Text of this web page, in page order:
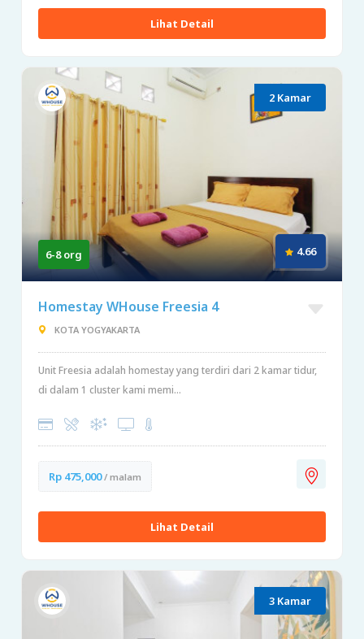
Lihat Detail
2 Kamar
6-8 org 4.66
Homestay WHouse Freesia 4
KOTA YOGYAKARTA
Unit Freesia adalah homestay yang terdiri dari 2 kamar tidur,
di dalam 1 cluster kami memi...
Rp 475,000/ malam
Lihat Detail
3 Kamar